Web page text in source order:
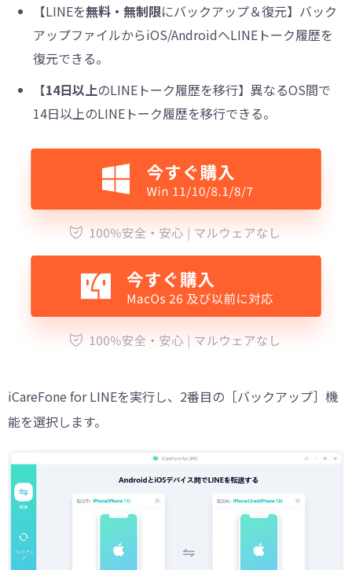
【LINEを無料・無制限にバックアップ＆復元】バック
アップファイルからiOS/AndroidへLINEトーク履歴を
復元できる。
【14日以上のLINEトーク履歴を移行】異なるOS間で
14日以上のLINEトーク履歴を移行できる。
iCareFone for LINEを実行し、2番目の［バックアップ］機
能を選択します。